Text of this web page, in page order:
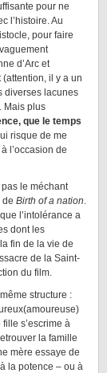
pour ne
l’histoire. Au
pour faire
d’Arc et
il y a un
diverses lacunes
Mais plus
que le temps
risque de me
l’occasion de
pas le méchant
de Birth of a nation.
l’intolérance a
dont les
fin de la vie de
de la Saint-
du film.
structure :
s’escrime à
la famille
mère essaye de
la potence – ou à